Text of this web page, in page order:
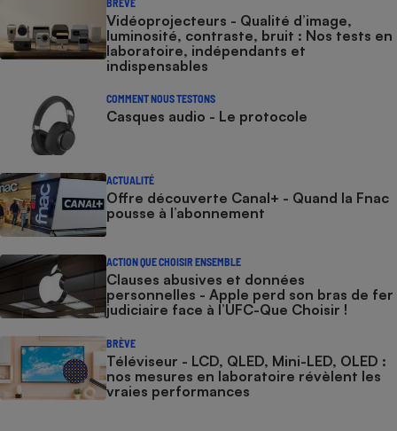
BRÈVE
Vidéoprojecteurs - Qualité d’image,
luminosité, contraste, bruit : Nos tests en
laboratoire, indépendants et
indispensables
COMMENT NOUS TESTONS
Casques audio - Le protocole
ACTUALITÉ
Offre découverte Canal+ - Quand la Fnac
pousse à l’abonnement
ACTION QUE CHOISIR ENSEMBLE
Clauses abusives et données
personnelles - Apple perd son bras de fer
judiciaire face à l’UFC-Que Choisir !
BRÈVE
Téléviseur - LCD, QLED, Mini-LED, OLED :
nos mesures en laboratoire révèlent les
vraies performances